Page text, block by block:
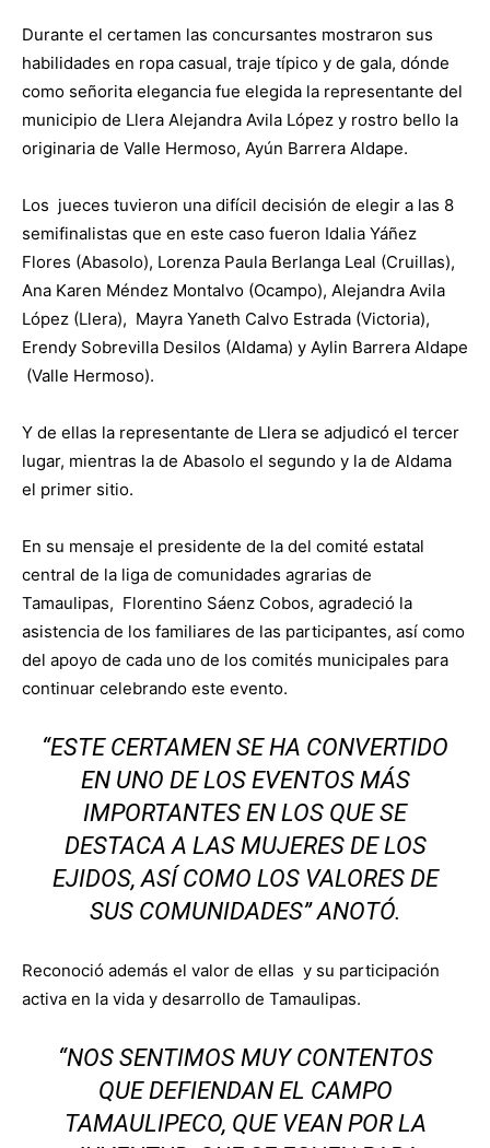
Durante el certamen las concursantes mostraron sus
habilidades en ropa casual, traje típico y de gala, dónde
como señorita elegancia fue elegida la representante del
municipio de Llera Alejandra Avila López y rostro bello la
originaria de Valle Hermoso, Ayún Barrera Aldape.
Los jueces tuvieron una difícil decisión de elegir a las 8
semifinalistas que en este caso fueron Idalia Yáñez
Flores (Abasolo), Lorenza Paula Berlanga Leal (Cruillas),
Ana Karen Méndez Montalvo (Ocampo), Alejandra Avila
López (Llera), Mayra Yaneth Calvo Estrada (Victoria),
Erendy Sobrevilla Desilos (Aldama) y Aylin Barrera Aldape
(Valle Hermoso).
Y de ellas la representante de Llera se adjudicó el tercer
lugar, mientras la de Abasolo el segundo y la de Aldama
el primer sitio.
En su mensaje el presidente de la del comité estatal
central de la liga de comunidades agrarias de
Tamaulipas, Florentino Sáenz Cobos, agradeció la
asistencia de los familiares de las participantes, así como
del apoyo de cada uno de los comités municipales para
continuar celebrando este evento.
“ESTE CERTAMEN SE HA CONVERTIDO
EN UNO DE LOS EVENTOS MÁS
IMPORTANTES EN LOS QUE SE
DESTACA A LAS MUJERES DE LOS
EJIDOS, ASÍ COMO LOS VALORES DE
SUS COMUNIDADES” ANOTÓ.
Reconoció además el valor de ellas y su participación
activa en la vida y desarrollo de Tamaulipas.
“NOS SENTIMOS MUY CONTENTOS
QUE DEFIENDAN EL CAMPO
TAMAULIPECO, QUE VEAN POR LA